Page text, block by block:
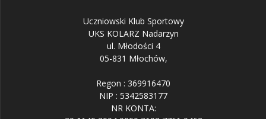
Uczniowski Klub Sportowy
UKS KOLARZ Nadarzyn
ul. Młodości 4
05-831 Młochów,
Regon : 369916470
NIP : 5342583177
NR KONTA: